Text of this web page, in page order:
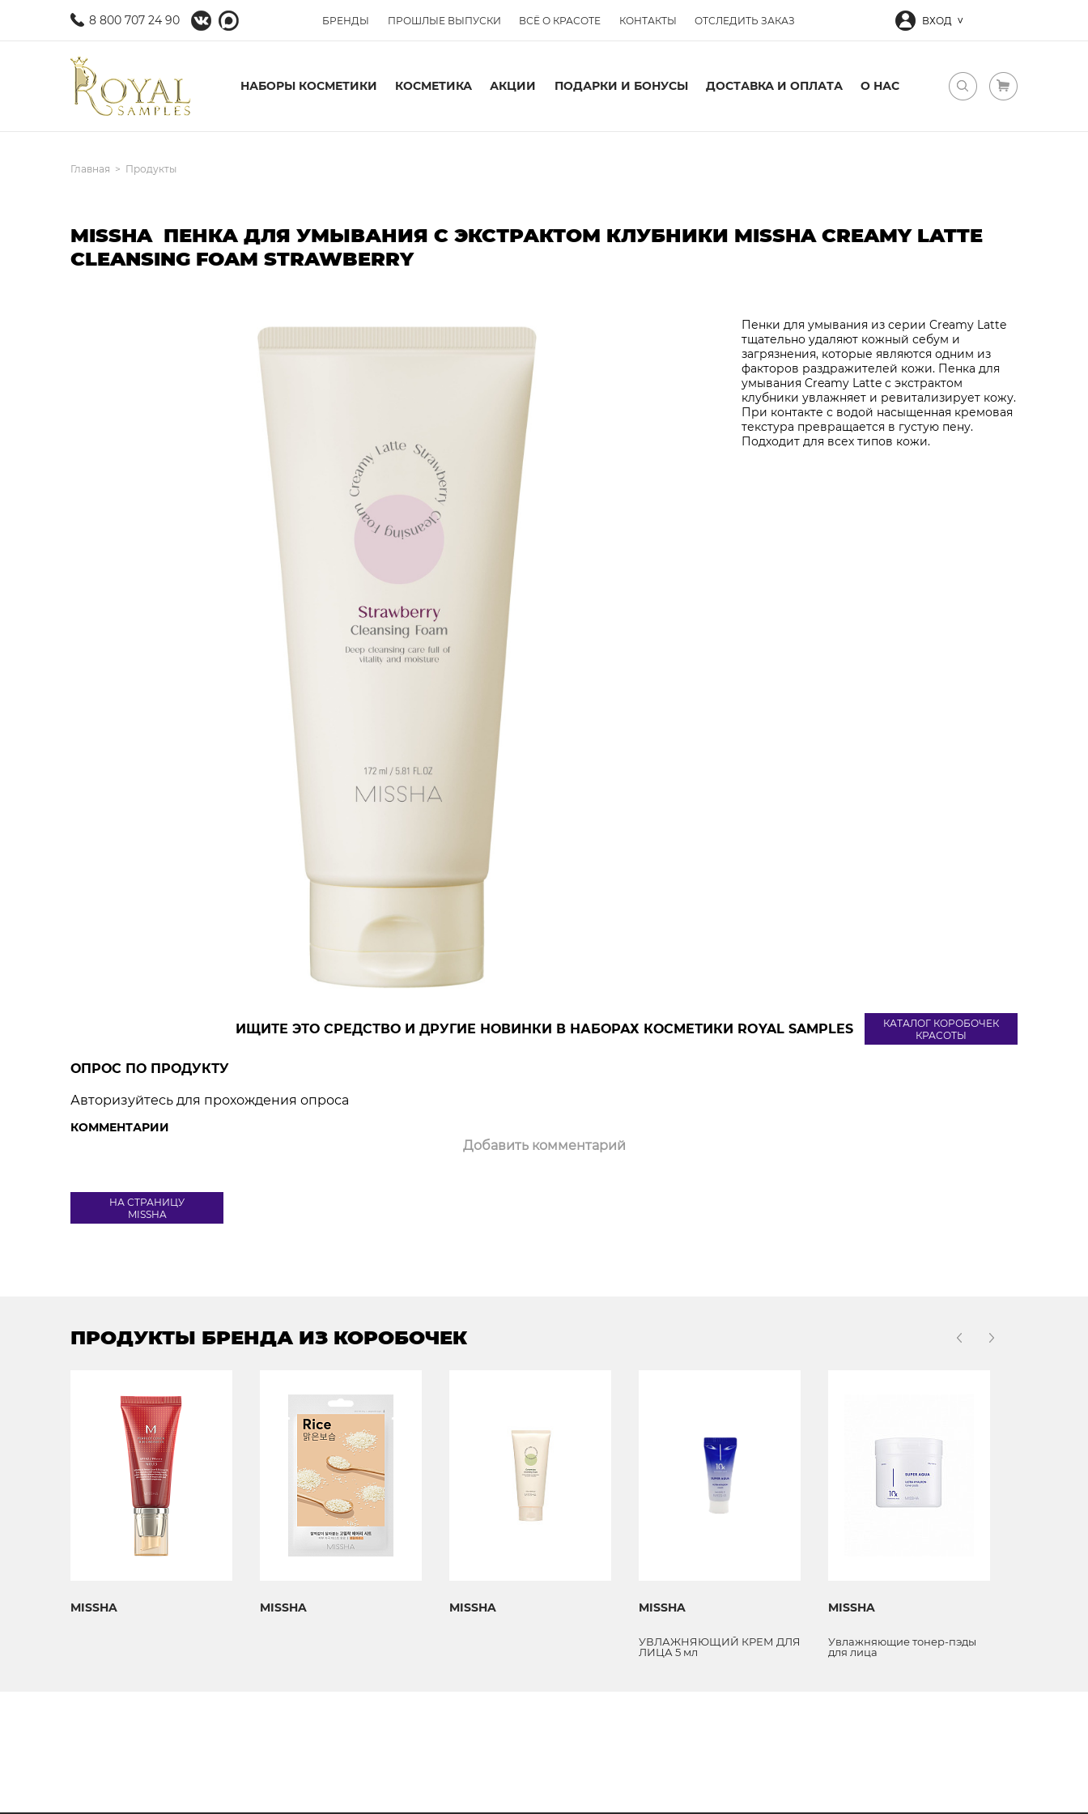
8 800 707 24 90 БРЕНДЫ ПРОШЛЫЕ ВЫПУСКИ ВСЁ О КРАСОТЕ КОНТАКТЫ ОТСЛЕДИТЬ ЗАКАЗ ВХОД
НАБОРЫ КОСМЕТИКИ КОСМЕТИКА АКЦИИ ПОДАРКИ И БОНУСЫ ДОСТАВКА И ОПЛАТА О НАС
Главная Продукты
MISSHA ПЕНКА ДЛЯ УМЫВАНИЯ С ЭКСТРАКТОМ КЛУБНИКИ MISSHA CREAMY LATTE
CLEANSING FOAM STRAWBERRY
Пенки для умывания из серии Creamy Latte
тщательно удаляют кожный себум и
загрязнения, которые являются одним из
факторов раздражителей кожи. Пенка для
умывания Creamy Latte с экстрактом
клубники увлажняет и ревитализирует кожу.
При контакте с водой насыщенная кремовая
текстура превращается в густую пену.
Подходит для всех типов кожи.
ИЩИТЕ ЭТО СРЕДСТВО И ДРУГИЕ НОВИНКИ В НАБОРАХ КОСМЕТИКИ ROYAL SAMPLES
КАТАЛОГ КОРОБОЧЕК
КРАСОТЫ
ОПРОС ПО ПРОДУКТУ
Авторизуйтесь для прохождения опроса
КОММЕНТАРИИ
Добавить комментарий
НА СТРАНИЦУ
MISSHA
ПРОДУКТЫ БРЕНДА ИЗ КОРОБОЧЕК
MISSHA MISSHA MISSHA MISSHA
УВЛАЖНЯЮЩИЙ КРЕМ ДЛЯ
ЛИЦА 5 мл
MISSHA
Увлажняющие тонер-пэды
для лица